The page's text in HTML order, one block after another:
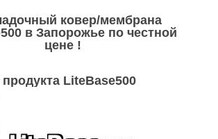
ковер/мембрана
в Запорожье по честной
цене !
LiteBase500